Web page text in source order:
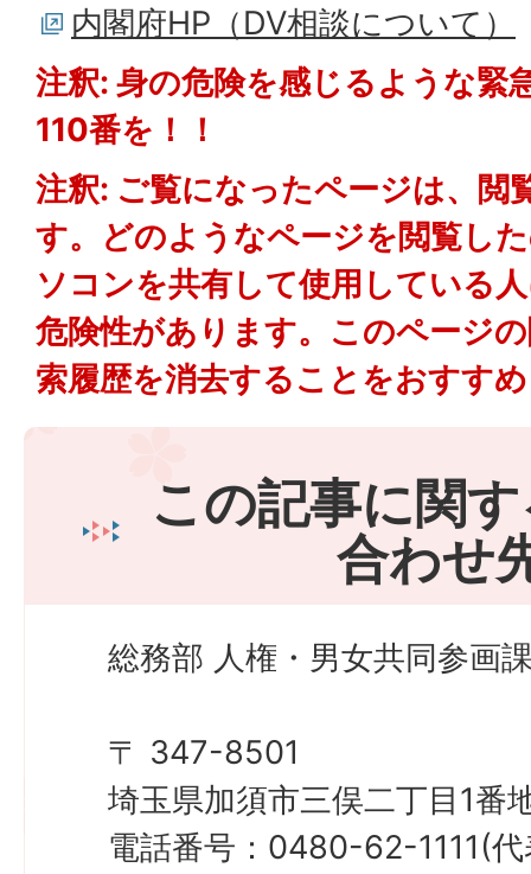
内閣府HP（DV相談について）
注釈: 身の危険を感じるような緊
110番を！！
注釈: ご覧になったページは、閲
す。どのようなページを閲覧し
ソコンを共有して使用している
危険性があります。このページ
索履歴を消去することをおすす
この記事に関
合わせ
総務部 人権・男女共同参画
〒 347-8501
埼玉県加須市三俣二丁目1番
電話番号：0480-62-1111(